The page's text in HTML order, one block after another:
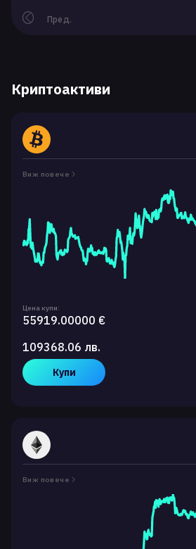
Пред.
Криптоактиви
Виж повече
Цена купи:
55919.00000 €
109368.06 лв.
Купи
Виж повече